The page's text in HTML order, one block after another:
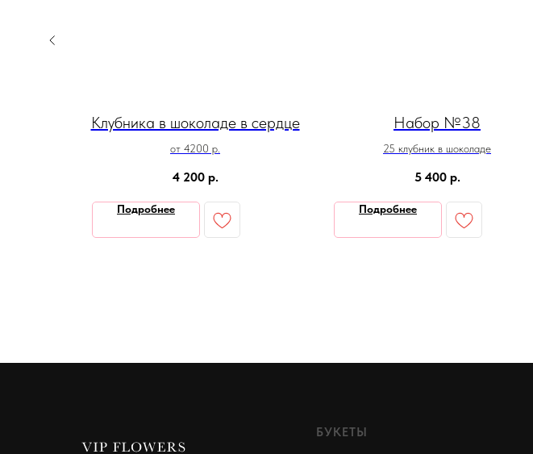
Клубника в шоколаде в сердце
от 4200 р.
4 200 р.
Подробнее
Набор №38
25 клубник в шоколаде
5 400 р.
Подробнее
БУКЕТЫ